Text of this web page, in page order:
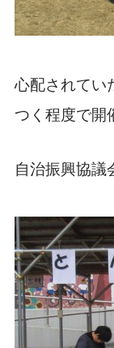
心配されてい
つく程度で開
自治振興協議